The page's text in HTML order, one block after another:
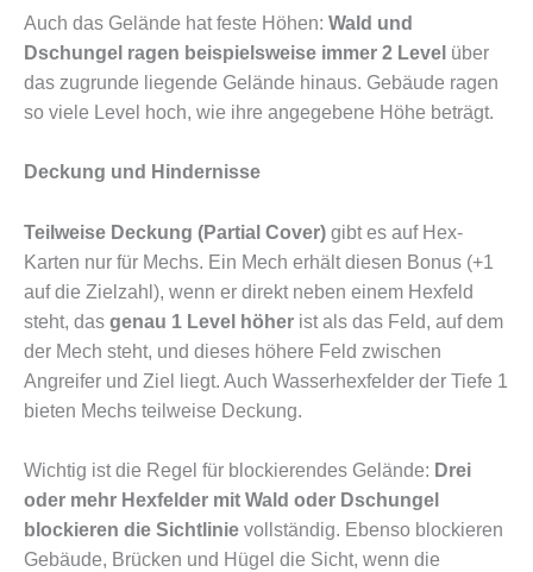
Auch das Gelände hat feste Höhen: Wald und
Dschungel ragen beispielsweise immer 2 Level über
das zugrunde liegende Gelände hinaus. Gebäude ragen
so viele Level hoch, wie ihre angegebene Höhe beträgt.
Deckung und Hindernisse
Teilweise Deckung (Partial Cover) gibt es auf Hex-
Karten nur für Mechs. Ein Mech erhält diesen Bonus (+1
auf die Zielzahl), wenn er direkt neben einem Hexfeld
steht, das genau 1 Level höher ist als das Feld, auf dem
der Mech steht, und dieses höhere Feld zwischen
Angreifer und Ziel liegt. Auch Wasserhexfelder der Tiefe 1
bieten Mechs teilweise Deckung.
Wichtig ist die Regel für blockierendes Gelände: Drei
oder mehr Hexfelder mit Wald oder Dschungel
blockieren die Sichtlinie vollständig. Ebenso blockieren
Gebäude, Brücken und Hügel die Sicht, wenn die